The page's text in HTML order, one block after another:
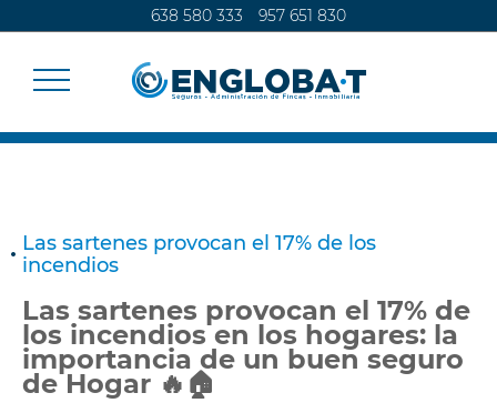
638 580 333 957 651 830
ADMINISTRACIÓN DE FINCAS
CONTACTO
Las sartenes provocan el 17% de los
incendios
Las sartenes provocan el 17% de
los incendios en los hogares: la
importancia de un buen seguro
de Hogar 🔥🏠